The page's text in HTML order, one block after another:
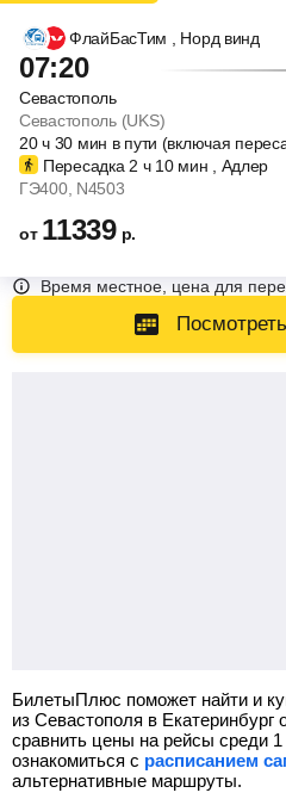
ФлайБасТим , Норд винд
07:20
Севастополь
Севастополь (UKS)
20ч30 мин в пути (включая
Пересадка 2 ч10 мин , Адлер
ГЭ400, N4503
от 11339 р.
Время местное, цена для
БилетыПлюс поможет найти и
из Севастополя в Екатеринбург
сравнить цены на рейсы среди
ознакомиться с расписанием
альтернативные маршруты.